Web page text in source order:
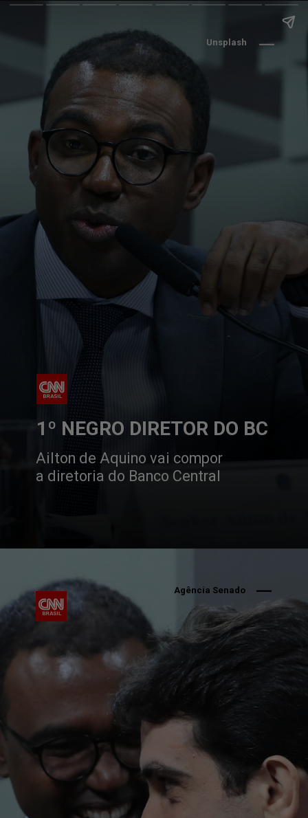
1º NEGRO DIRETOR DO BC
Ailton de Aquino vai compor
a diretoria do Banco Central
Unsplash
Agência Senado